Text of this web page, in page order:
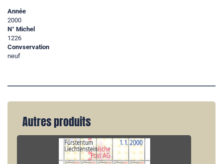
Année
2000
N° Michel
1226
Convservation
neuf
Autres produits